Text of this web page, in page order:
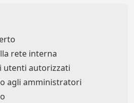
rete interna
utenti autorizzati
agli amministratori